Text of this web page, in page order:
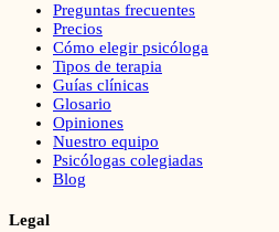
Preguntas frecuentes
Precios
Cómo elegir psicóloga
Tipos de terapia
Guías clínicas
Glosario
Opiniones
Nuestro equipo
Psicólogas colegiadas
Blog
Legal